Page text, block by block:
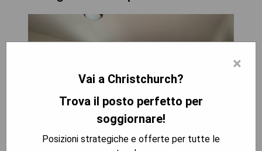
×
Vai a Christchurch?
Trova il posto perfetto per
soggiornare!
Posizioni strategiche e offerte per tutte le